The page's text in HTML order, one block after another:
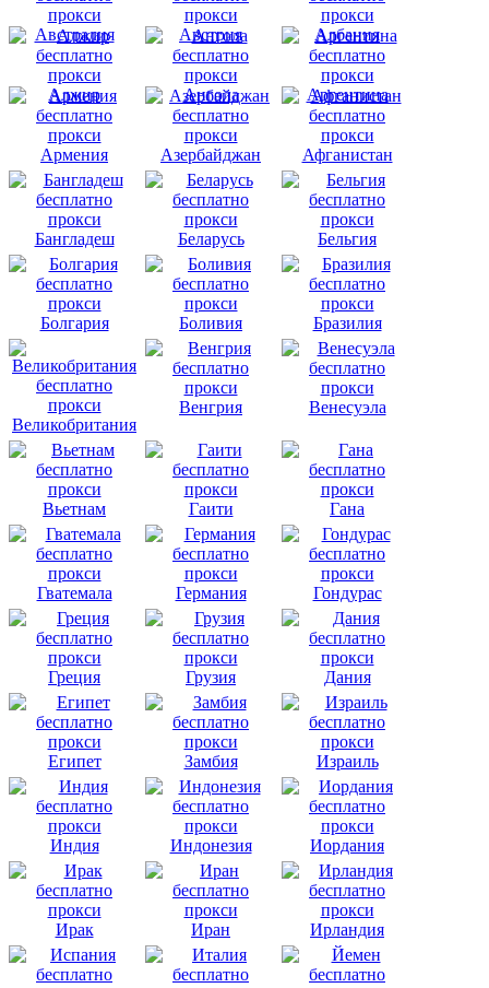
Австралия Австрия Албания
Алжир Ангола Аргентина
Армения Азербайджан Афганистан
Бангладеш Беларусь Бельгия
Болгария Боливия Бразилия
Великобритания
Венгрия Венесуэла
Вьетнам Гаити Гана
Гватемала Германия Гондурас
Греция Грузия Дания
Египет Замбия Израиль
Индия Индонезия Иордания
Ирак Иран Ирландия